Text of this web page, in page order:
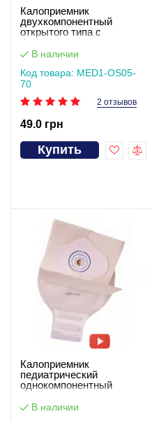
Калоприемник
двухкомпонентный
открытого типа с
фильтром и пластиковым
зажимом (мешок),вырез
В наличии
Код товара: MED1-OS05-
70
2 отзывов
49.0 грн
Купить
Калоприемник
педиатрический
однокомпонентный
липучка, фланец 15-35
В наличии